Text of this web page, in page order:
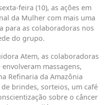
feira (10), as ações em
da Mulher com mais uma
para as colaboradoras nos
do grupo.
Atem, as colaboradoras
massagens,
Refinaria da Amazônia
brindes, sorteios, um café
sobre o câncer